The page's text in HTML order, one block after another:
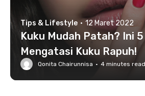
Tips & Lifestyle · 12 Maret 2022
Kuku Mudah Patah? Ini
Mengatasi Kuku Rapuh!
Qonita Chairunnisa · 4 minutes read